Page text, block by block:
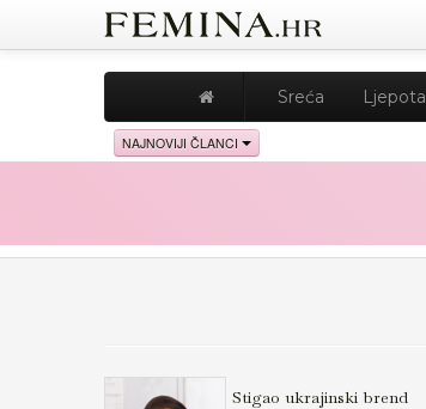
Sreća Ljepota
NAJNOVIJI ČLANCI
Stigao ukrajinski brend